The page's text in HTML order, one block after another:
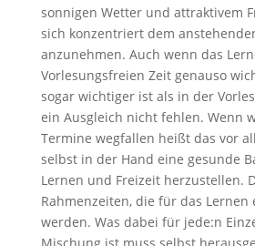
sonnigen Wetter und attraktivem
sich konzentriert dem
anzunehmen. Auch wenn das
Vorlesungsfreien Zeit genauso
sogar wichtiger ist als in der
ein Ausgleich nicht fehlen. Wenn
Termine wegfallen heißt das vor
selbst in der Hand eine gesunde
Lernen und Freizeit herzustellen.
Rahmenzeiten, die für das Lernen
werden. Was dabei für jede:n
Mischung ist muss selbst